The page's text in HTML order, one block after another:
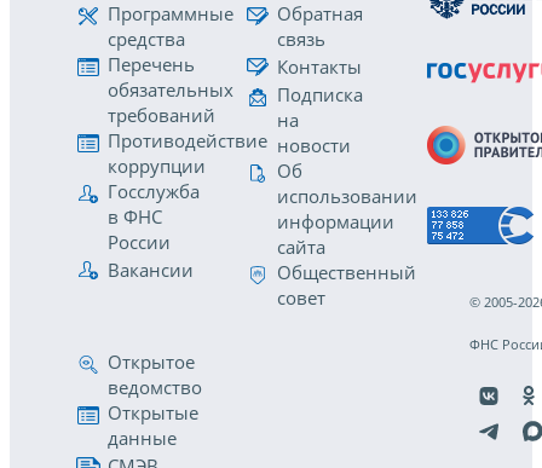
Программные
средства
Перечень
обязательных
требований
Противодействие
коррупции
Госслужба
в ФНС
России
Вакансии
Обратная
связь
Контакты
Подписка
на
новости
Об
использовании
информации
сайта
Общественный
совет
Открытое
ведомство
Открытые
данные
© 2005-
ФНС